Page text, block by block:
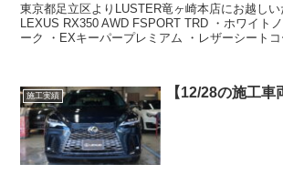
東京都足立区よりLUSTER竜ヶ崎本店にお越しい
LEXUS RX350 AWD FSPORT TRD ・ホワイト
ーク ・EXキーパープレミアム ・レザーシートコ
施工実績 【12/28の施工車